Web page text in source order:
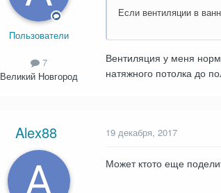
Пользователи
7
Великий Новгород
Если вентиляции в
Вентиляция у меня
натяжного потолка до
Alex88 19 декабря, 2017
Может ктото еще